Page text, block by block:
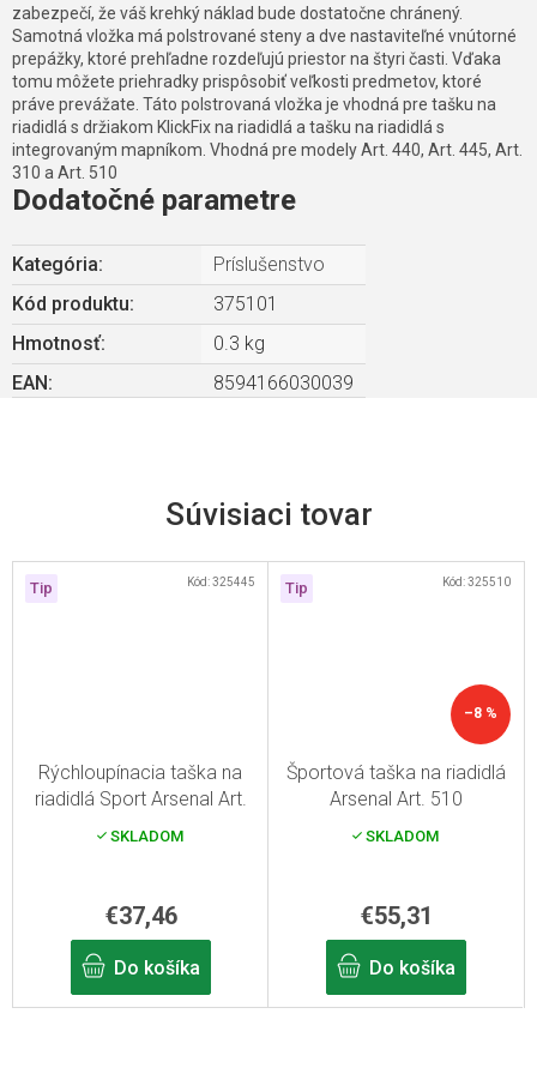
Súvisiaci tovar
Tip
Rýchloupínacia taška na
riadidlá Sport Arsenal Art.
445
SKLADOM
€37,46
Do košíka
Kód:325445 Tip
–8 %
Športová taška na riadidlá
Arsenal Art. 510
SKLADOM
€55,31
Do košíka
Kód:325510
zabezpečí, že váš krehký náklad bude dostatočne chránený.
Samotná vložka má polstrované steny a dve nastaviteľné vnútorné
prepážky, ktoré prehľadne rozdeľujú priestor na štyri časti. Vďaka
tomu môžete priehradky prispôsobiť veľkosti predmetov, ktoré
práve prevážate. Táto polstrovaná vložka je vhodná pre tašku na
riadidlá s držiakom KlickFix na riadidlá a tašku na riadidlá s
integrovaným mapníkom. Vhodná pre modely Art. 440, Art. 445, Art.
310 a Art. 510
Dodatočné parametre
Kategória:
Príslušenstvo
Kód produktu:
375101
Hmotnosť:
0.3 kg
EAN : 8594166030039